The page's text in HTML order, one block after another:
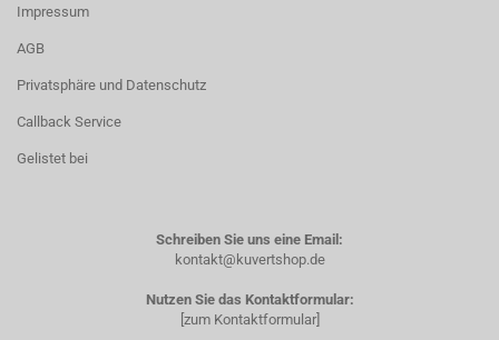
Impressum
AGB
Privatsphäre und Datenschutz
Callback Service
Gelistet bei
Schreiben Sie uns eine Email:
kontakt@kuvertshop.de
Nutzen Sie das Kontaktformular:
[zum Kontaktformular]